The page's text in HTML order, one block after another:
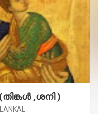
,ശനി )